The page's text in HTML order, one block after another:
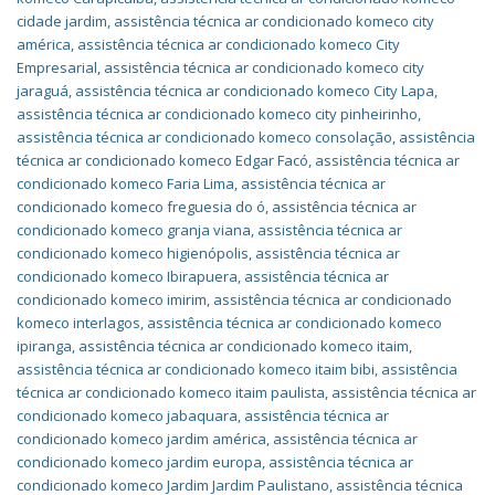
cidade jardim, assistência técnica ar condicionado komeco city
américa, assistência técnica ar condicionado komeco City
Empresarial, assistência técnica ar condicionado komeco city
jaraguá, assistência técnica ar condicionado komeco City Lapa,
assistência técnica ar condicionado komeco city pinheirinho,
assistência técnica ar condicionado komeco consolação, assistência
técnica ar condicionado komeco Edgar Facó, assistência técnica ar
condicionado komeco Faria Lima, assistência técnica ar
condicionado komeco freguesia do ó, assistência técnica ar
condicionado komeco granja viana, assistência técnica ar
condicionado komeco higienópolis, assistência técnica ar
condicionado komeco Ibirapuera, assistência técnica ar
condicionado komeco imirim, assistência técnica ar condicionado
komeco interlagos, assistência técnica ar condicionado komeco
ipiranga, assistência técnica ar condicionado komeco itaim,
assistência técnica ar condicionado komeco itaim bibi, assistência
técnica ar condicionado komeco itaim paulista, assistência técnica ar
condicionado komeco jabaquara, assistência técnica ar
condicionado komeco jardim américa, assistência técnica ar
condicionado komeco jardim europa, assistência técnica ar
condicionado komeco Jardim Jardim Paulistano, assistência técnica